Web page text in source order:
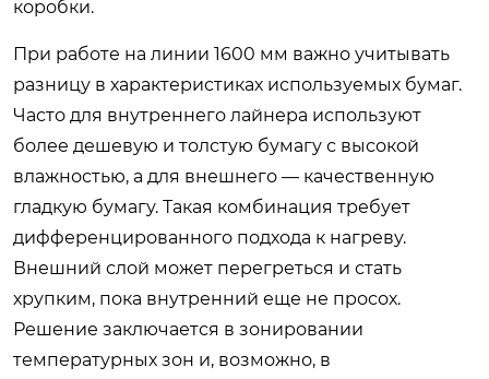
коробки.
При работе на линии 1600 мм важно учитывать
разницу в характеристиках используемых бумаг.
Часто для внутреннего лайнера используют
более дешевую и толстую бумагу с высокой
влажностью, а для внешнего — качественную
гладкую бумагу. Такая комбинация требует
дифференцированного подхода к нагреву.
Внешний слой может перегреться и стать
хрупким, пока внутренний еще не просох.
Решение заключается в зонировании
температурных зон и, возможно, в